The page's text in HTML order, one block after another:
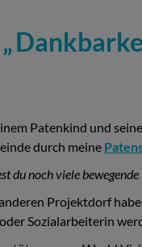
Patenkind und
durch meine
du noch viele
Projektdorf
Sozialarbeiterin